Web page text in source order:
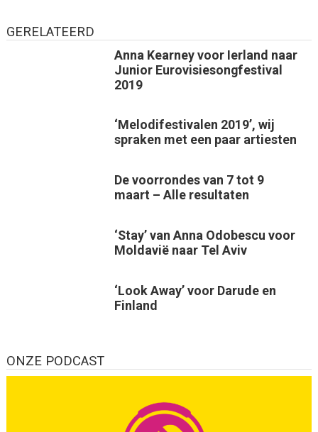
GERELATEERD
Anna Kearney voor Ierland naar
Junior Eurovisiesongfestival
2019
‘Melodifestivalen 2019’, wij
spraken met een paar artiesten
De voorrondes van 7 tot 9
maart – Alle resultaten
‘Stay’ van Anna Odobescu voor
Moldavië naar Tel Aviv
‘Look Away’ voor Darude en
Finland
ONZE PODCAST